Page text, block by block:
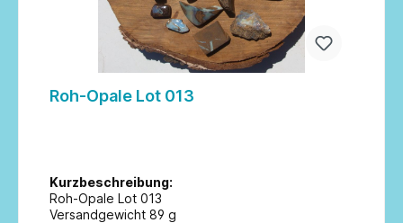
Roh-Opale Lot 013
Kurzbeschreibung:
Roh-Opale Lot 013
Versandgewicht 89 g